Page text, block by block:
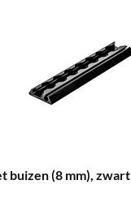
buizen (8 mm), zwart